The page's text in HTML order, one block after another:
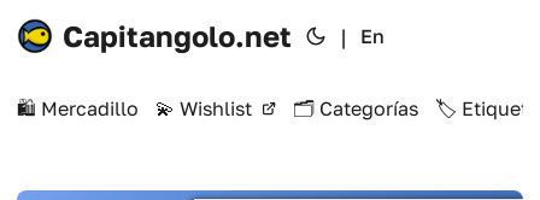
Capitangolo.net | En
🛍️ Mercadillo 💫 Wishlist 🗂️ Categorías 🏷️